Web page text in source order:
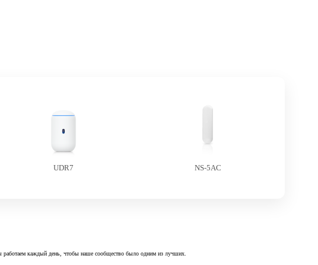
UDR7 NS-5AC
работаем каждый день, чтобы наше сообщество было одним из лучших.